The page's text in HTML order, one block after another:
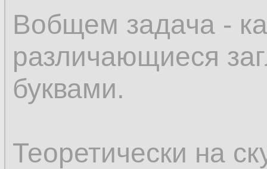
Вобщем задача -
различающиеся
буквами.
Теоретически на